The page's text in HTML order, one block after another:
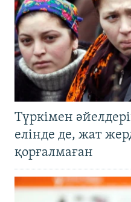
Түркімен
елінде де, жат
қорғалмаған